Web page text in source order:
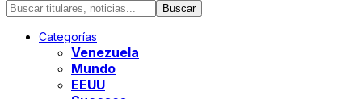
Categorías
Venezuela
Mundo
EEUU